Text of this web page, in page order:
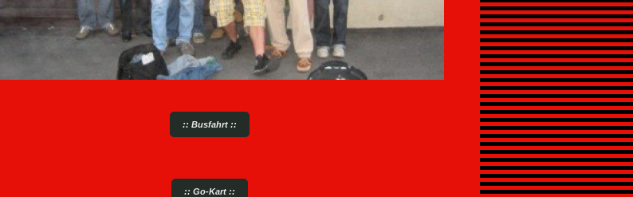
:: Busfahrt ::
:: Go-Kart ::